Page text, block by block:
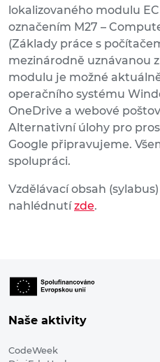
lokalizovaného modulu
označením M27 –
(Základy práce s
mezinárodně uznávanou
modulu je možné
operačního systému
OneDrive a webové
Alternativní úlohy pro
Google připravujeme.
spolupráci.
Vzdělávací obsah
nahlédnutízde.
Naše aktivity
CodeWeek